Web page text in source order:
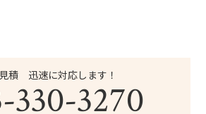
積 迅速に対応します！
330-3270